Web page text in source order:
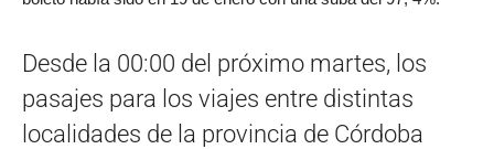
Desde la 00:00 del próximo martes, los
pasajes para los viajes entre distintas
localidades de la provincia de Córdoba